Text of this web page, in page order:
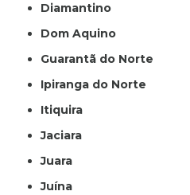
Diamantino
Dom Aquino
Guarantã do Norte
Ipiranga do Norte
Itiquira
Jaciara
Juara
Juína